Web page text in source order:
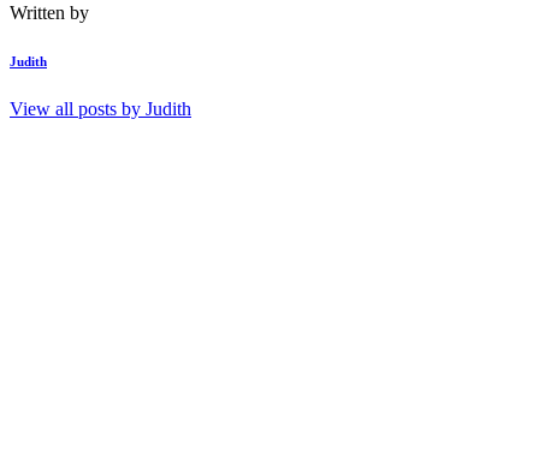
Written by
Judith
View all posts by Judith